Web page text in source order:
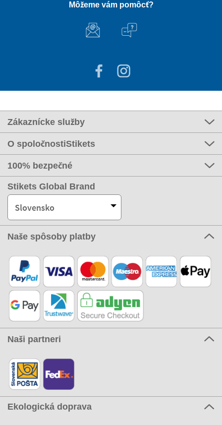
Môžeme vám pomôcť?
Zákaznícke služby
O spoločnostiStikets
100% bezpečné
Stikets Global Brand
Slovensko
Naše spôsoby platby
Naši partneri
Ekologická doprava